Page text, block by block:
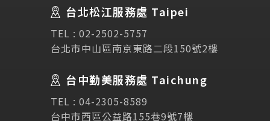
諮詢表單
Links 相關連結
台北松江服務處 Taipei
TEL : 02-2502-5757
台北市中山區南京東路二段150號2樓
台中勤美服務處 Taichung
TEL : 04-2305-8589
台中市西區公益路155巷9號7樓